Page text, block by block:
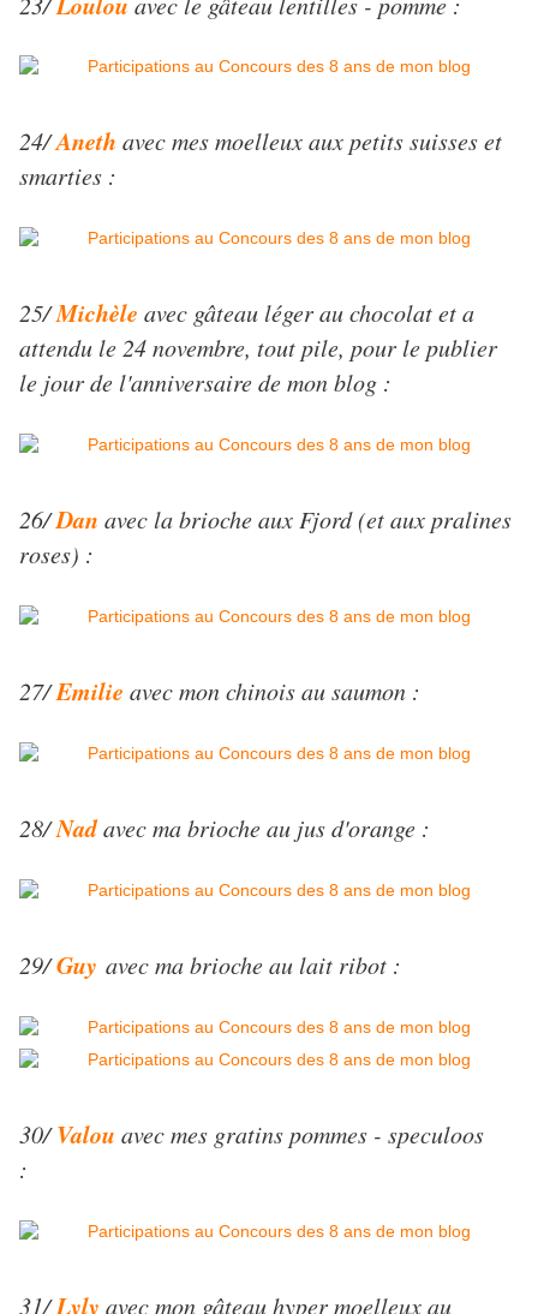
24/Aneth avec mes moelleux aux petits suisses et
smarties :
25/Michèle avec gâteau léger au chocolat et a
attendu le 24 novembre, tout pile, pour le publier
le jour de l'anniversaire de mon blog :
26/Dan avec la brioche aux Fjord (et aux pralines
roses) :
27/Emilie avec mon chinois au saumon :
28/Nadavec ma brioche au jus d'orange :
29/Guy avec ma brioche au lait ribot :
30/Valou avec mes gratins pommes - speculoos
:
31/Lyly avec mon gâteau hyper moelleux au